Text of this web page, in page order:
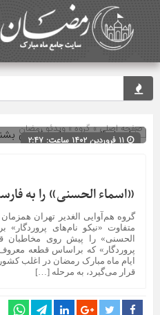
صفحه اصلی» گروه »ویدئو رمضان
۱۱ فروردین ۱۴۰۲ ساعت: ۲:۴۷
«اسماء الحسنی» را به
گروه هم‌آوایی الغدیر تهران
متفاوت «نیکو نام‌های
الحسنی» را پیش روی مخاطبان
پروردگار» که براساس قطعه
ایام ماه مبارک رمضان در اغلب
قرار می‌گیرد، به مرحله […]